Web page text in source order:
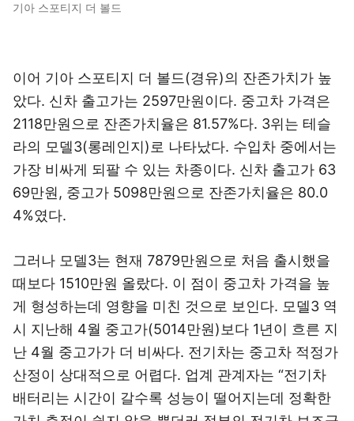
기아 스포티지 더 볼드
이어 기아 스포티지 더 볼드(경유)의 잔존가치가 높
았다. 신차 출고가는 2597만원이다. 중고차 가격은
2118만원으로 잔존가치율은 81.57%다. 3위는 테슬
라의 모델3(롱레인지)로 나타났다. 수입차 중에서는
가장 비싸게 되팔 수 있는 차종이다. 신차 출고가 63
69만원, 중고가 5098만원으로 잔존가치율은 80.0
4%였다.
그러나 모델3는 현재 7879만원으로 처음 출시했을
때보다 1510만원 올랐다. 이 점이 중고차 가격을 높
게 형성하는데 영향을 미친 것으로 보인다. 모델3 역
시 지난해 4월 중고가(5014만원)보다 1년이 흐른 지
난 4월 중고가가 더 비싸다. 전기차는 중고차 적정가
산정이 상대적으로 어렵다. 업계 관계자는 “전기차
배터리는 시간이 갈수록 성능이 떨어지는데 정확한